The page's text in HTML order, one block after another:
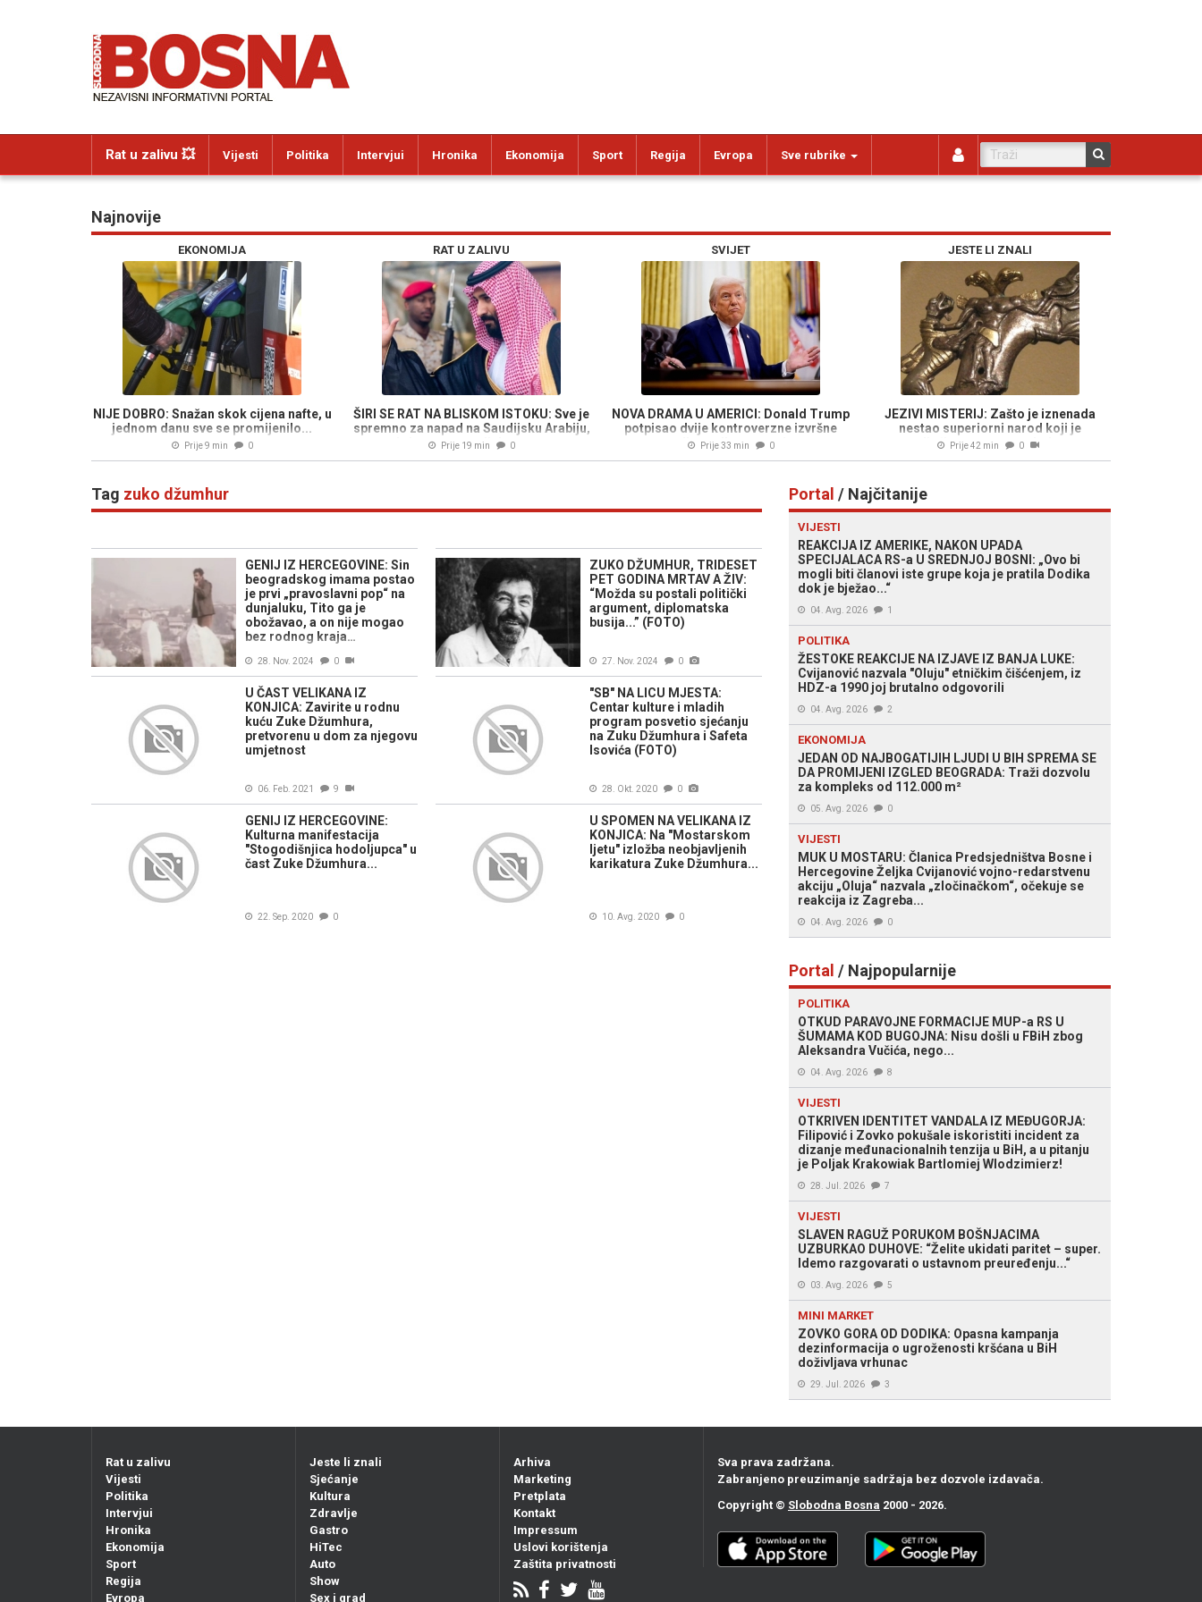
Rat u zalivu 💥 Vijesti Politika Intervjui Hronika Ekonomija Sport Regija Evropa Sve rubrike
Najnovije
EKONOMIJA
NIJE DOBRO: Snažan skok cijena nafte, u
jednom danu sve se promijenilo...
Prije 9 min 0
RAT U ZALIVU
ŠIRI SE RAT NA BLISKOM ISTOKU: Sve je
spremno za napad na Saudijsku Arabiju,
otkrivene potencijalne mete...
Prije 19 min 0
SVIJET
NOVA DRAMA U AMERICI: Donald Trump
potpisao dvije kontroverzne izvršne
uredbe, epilog na sudu...
Prije 33 min 0
JESTE LI ZNALI
JEZIVI MISTERIJ: Zašto je iznenada
nestao superiorni narod koji je
stoljećima suvereno vladao...
Prije 42 min 0
Tag zuko džumhur
GENIJ IZ HERCEGOVINE: Sin
beogradskog imama postao
je prvi „pravoslavni pop“ na
dunjaluku, Tito ga je
obožavao, a on nije mogao
bez rodnog kraja…
28. Nov. 2024 0
ZUKO DŽUMHUR, TRIDESET
PET GODINA MRTAV A ŽIV:
“Možda su postali politički
argument, diplomatska
busija...” (FOTO)
27. Nov. 2024 0
U ČAST VELIKANA IZ
KONJICA: Zavirite u rodnu
kuću Zuke Džumhura,
pretvorenu u dom za njegovu
umjetnost
06. Feb. 2021 9
"SB" NA LICU MJESTA:
Centar kulture i mladih
program posvetio sjećanju
na Zuku Džumhura i Safeta
Isovića (FOTO)
28. Okt. 2020 0
GENIJ IZ HERCEGOVINE:
Kulturna manifestacija
"Stogodišnjica hodoljupca" u
čast Zuke Džumhura...
22. Sep. 2020 0
U SPOMEN NA VELIKANA IZ
KONJICA: Na "Mostarskom
ljetu" izložba neobjavljenih
karikatura Zuke Džumhura...
10. Avg. 2020 0
Portal / Najčitanije
VIJESTI
REAKCIJA IZ AMERIKE, NAKON UPADA
SPECIJALACA RS-a U SREDNJOJ BOSNI: „Ovo bi
mogli biti članovi iste grupe koja je pratila Dodika
dok je bježao...“
04. Avg. 2026 1
POLITIKA
ŽESTOKE REAKCIJE NA IZJAVE IZ BANJA LUKE:
Cvijanović nazvala "Oluju" etničkim čišćenjem, iz
HDZ-a 1990 joj brutalno odgovorili
04. Avg. 2026 2
EKONOMIJA
JEDAN OD NAJBOGATIJIH LJUDI U BIH SPREMA SE
DA PROMIJENI IZGLED BEOGRADA: Traži dozvolu
za kompleks od 112.000 m²
05. Avg. 2026 0
VIJESTI
MUK U MOSTARU: Članica Predsjedništva Bosne i
Hercegovine Željka Cvijanović vojno-redarstvenu
akciju „Oluja“ nazvala „zločinačkom“, očekuje se
reakcija iz Zagreba...
04. Avg. 2026 0
Portal / Najpopularnije
POLITIKA
OTKUD PARAVOJNE FORMACIJE MUP-a RS U
ŠUMAMA KOD BUGOJNA: Nisu došli u FBiH zbog
Aleksandra Vučića, nego...
04. Avg. 2026 8
VIJESTI
OTKRIVEN IDENTITET VANDALA IZ MEĐUGORJA:
Filipović i Zovko pokušale iskoristiti incident za
dizanje međunacionalnih tenzija u BiH, a u pitanju
je Poljak Krakowiak Bartlomiej Wlodzimierz!
28. Jul. 2026 7
VIJESTI
SLAVEN RAGUŽ PORUKOM BOŠNJACIMA
UZBURKAO DUHOVE: “Želite ukidati paritet – super.
Idemo razgovarati o ustavnom preuređenju...“
03. Avg. 2026 5
MINI MARKET
ZOVKO GORA OD DODIKA: Opasna kampanja
dezinformacija o ugroženosti kršćana u BiH
doživljava vrhunac
29. Jul. 2026 3
Rat u zalivu
Vijesti
Politika
Intervjui
Hronika
Ekonomija
Sport
Regija
Evropa
Jeste li znali
Sjećanje
Kultura
Zdravlje
Gastro
HiTec
Auto
Show
Sex i grad
Arhiva
Marketing
Pretplata
Kontakt
Impressum
Uslovi korištenja
Zaštita privatnosti
Sva prava zadržana.
Zabranjeno preuzimanje sadržaja bez dozvole izdavača.
Copyright © Slobodna Bosna 2000 - 2026.